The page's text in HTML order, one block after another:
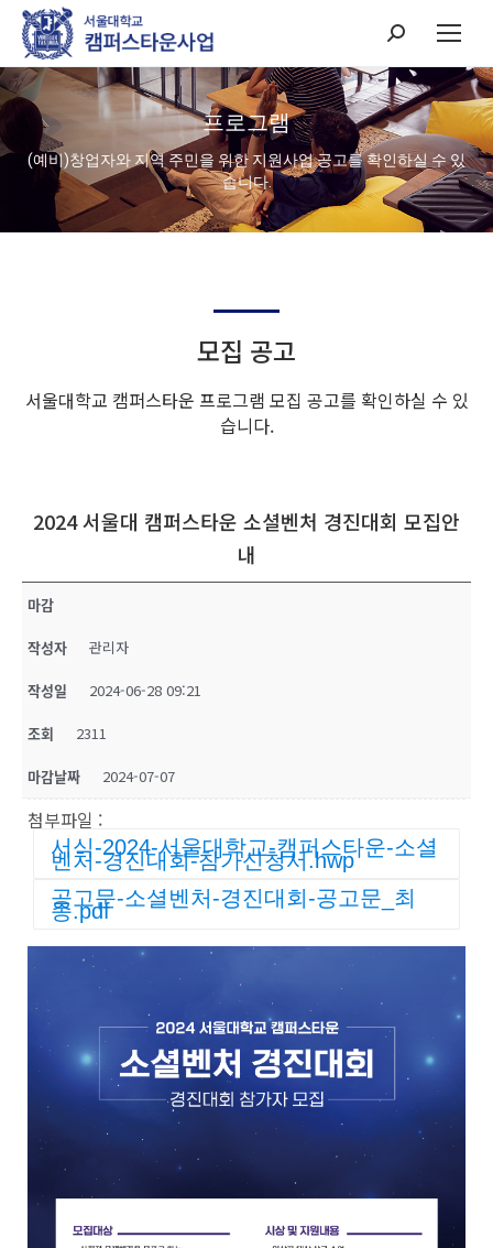
Search:
프로그램
(예비)창업자와 지역 주민을 위한 지원사업 공고를 확인하실 수 있
습니다.
모집 공고
서울대학교 캠퍼스타운 프로그램 모집 공고를 확인하실 수 있
습니다.
2024 서울대 캠퍼스타운 소셜벤처 경진대회 모집안
내
마감
작성자 관리자
작성일 2024-06-28 09:21
조회 2311
마감날짜 2024-07-07
첨부파일 :
서식-2024-서울대학교-캠퍼스타운-소셜
벤처-경진대회-참가신청서.hwp
공고문-소셜벤처-경진대회-공고문_최
종.pdf